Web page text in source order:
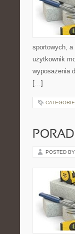
sportowych,
użytkownik
wyposażenia
[…]
POSTED